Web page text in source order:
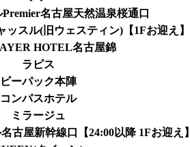
名古屋天然温泉桜通口
スル(旧ウェスティン)【1Fお迎え】
HOTEL名古屋錦
ラピス
ビーパック本陣
コンパスホテル
ミラージュ
古屋新幹線口【24:00以降 1Fお迎え】